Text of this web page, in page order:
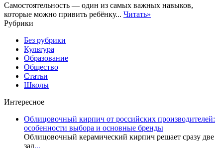
Самостоятельность — один из самых важных навыков,
которые можно привить ребёнку... Читать»
Рубрики
Без рубрики
Культура
Образование
Общество
Статьи
Школы
Интересное
Облицовочный кирпич от российских производителей:
особенности выбора и основные бренды
Облицовочный керамический кирпич решает сразу две
зад...